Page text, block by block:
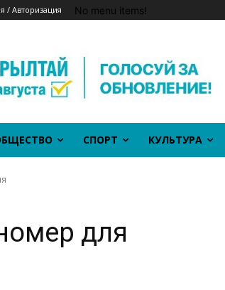
/ Авторизация No menu items!
СПОРТ КУЛЬТУРА
для